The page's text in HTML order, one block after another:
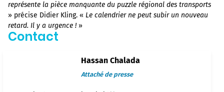
représente la pièce manquante du puzzle régional des transports
» précise Didier Kling. « Le calendrier ne peut subir un nouveau
retard. Il y a urgence ! »
Contact
Hassan Chalada
Attaché de presse